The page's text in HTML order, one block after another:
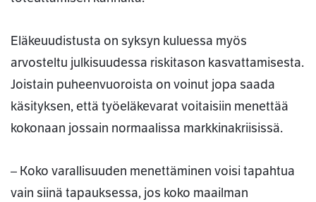
Eläkeuudistusta on syksyn kuluessa myös
arvosteltu julkisuudessa riskitason kasvattamisesta.
Joistain puheenvuoroista on voinut jopa saada
käsityksen, että työeläkevarat voitaisiin menettää
kokonaan jossain normaalissa markkinakriisissä.
– Koko varallisuuden menettäminen voisi tapahtua
vain siinä tapauksessa, jos koko maailman